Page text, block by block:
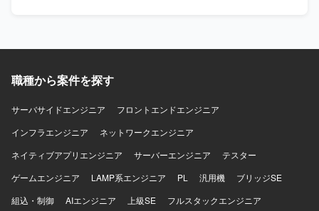
よる構成管理、CrashlyticsやCloud Monitoringなどのモニタ
AutifyによるQA自動化、ClaudeやGitHub CopilotなどのAIツ
ール群、GitHub・Slack・Notion・Figmaを組み合わせたモ
ダンな開発環境で、アジャイル開発を実践しています。
Go、GCP、GitHub Actions、Cloud Build、Terraform、
Gemini、GitHub Copilotを使用します。開発手法はアジャイ
ルです。
職種から案件を探す
サーバサイドエンジニア
フロントエンドエンジニア
インフラエンジニア
ネットワークエンジニア
ネイティブアプリエンジニア
サーバーエンジニア
テスター
ゲームエンジニア
LAMP系エンジニア PL 汎用機
ブリッジSE
組込・制御
AIエンジニア 上級SE
フルスタックエンジニア